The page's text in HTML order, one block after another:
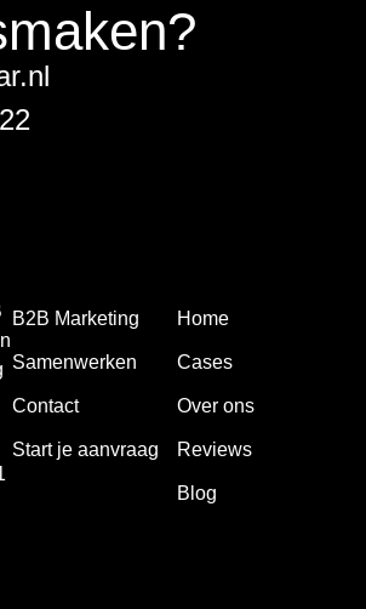
Home
Cases
Over ons
Reviews
Blog
B2B Marketing
Samenwerken
Contact
Start je aanvraag